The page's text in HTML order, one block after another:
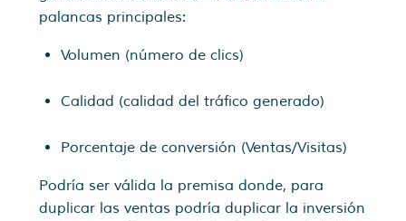
palancas principales:
Volumen (número de clics)
Calidad (calidad del tráfico generado)
Porcentaje de conversión (Ventas/Visitas)
Podría ser válida la premisa donde, para
duplicar las ventas podría duplicar la inversión